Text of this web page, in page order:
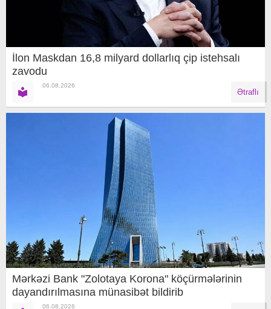
İlon Maskdan 16,8 milyard dollarlıq çip istehsalı
zavodu
06.08.2026
Ətraflı
Mərkəzi Bank "Zolotaya Korona" köçürmələrinin
dayandırılmasına münasibət bildirib
06.08.2026